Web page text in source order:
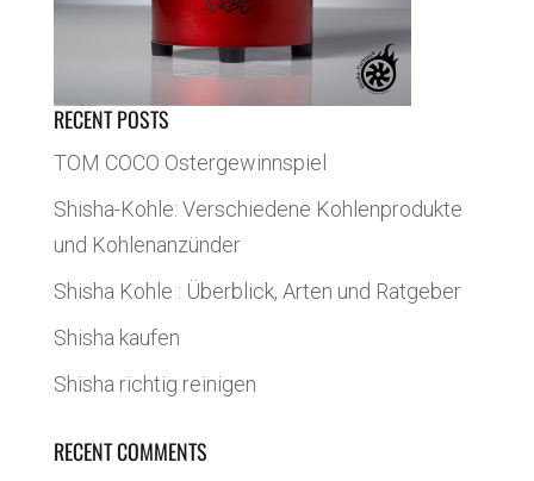
RECENT POSTS
TOM COCO Ostergewinnspiel
Shisha-Kohle: Verschiedene Kohlenprodukte
und Kohlenanzünder
Shisha Kohle : Überblick, Arten und Ratgeber
Shisha kaufen
Shisha richtig reinigen
RECENT COMMENTS